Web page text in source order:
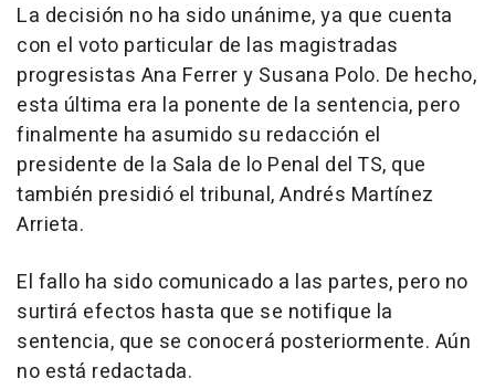
La decisión no ha sido unánime, ya que cuenta
con el voto particular de las magistradas
progresistas Ana Ferrer y Susana Polo. De hecho,
esta última era la ponente de la sentencia, pero
finalmente ha asumido su redacción el
presidente de la Sala de lo Penal del TS, que
también presidió el tribunal, Andrés Martínez
Arrieta.
El fallo ha sido comunicado a las partes, pero no
surtirá efectos hasta que se notifique la
sentencia, que se conocerá posteriormente. Aún
no está redactada.